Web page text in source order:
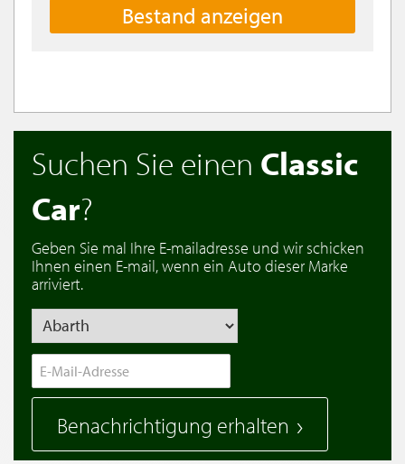
Bestand anzeigen
Suchen Sie einen Classic
Car?
Geben Sie mal Ihre E-mailadresse und wir schicken
Ihnen einen E-mail, wenn ein Auto dieser Marke
arriviert.
Benachrichtigung erhalten